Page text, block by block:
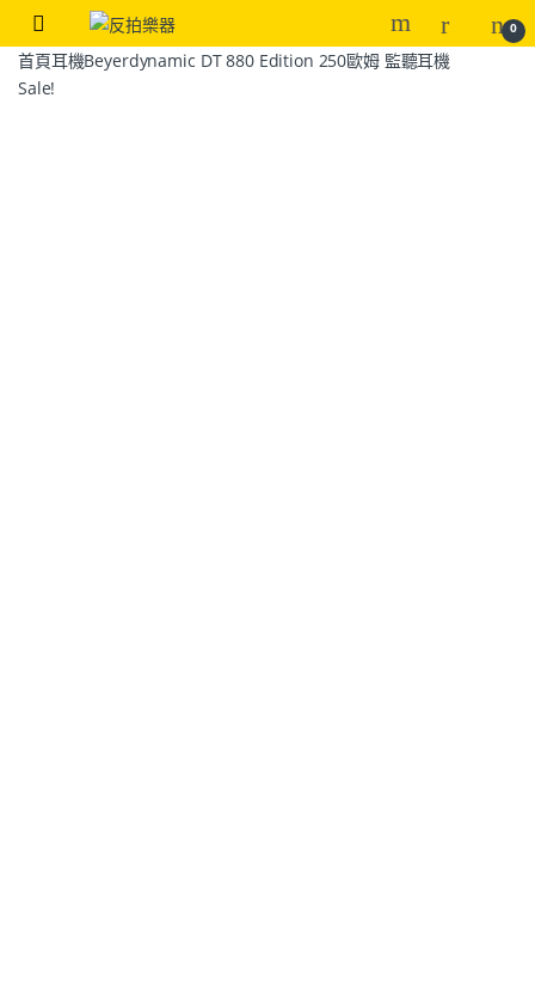
0
首頁耳機Beyerdynamic DT 880 Edition 250歐姆 監聽耳機
Sale!